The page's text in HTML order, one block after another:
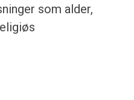
som alder,